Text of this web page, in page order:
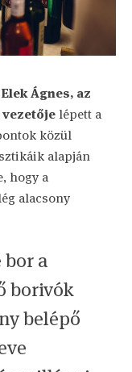
Ágnes, az
lépett a
közül
alapján
hogy a
alacsony
bor a
borivók
belépő